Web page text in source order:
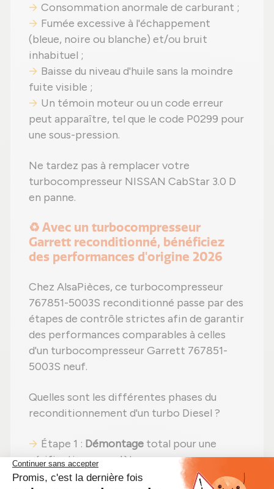
Consommation anormale de carburant ;
Fumée excessive à l'échappement
(bleue, noire ou blanche) et/ou bruit
inhabituel ;
Baisse du niveau d'huile sans la moindre
fuite visible ;
Un témoin moteur ou un code erreur
peut apparaître, tel que le code P0299 pour
une sous-pression.
Ne tardez pas à remplacer votre
turbocompresseur NISSAN CabStar 3.0 D
en panne.
♻️ Avec un turbocompresseur
Garrett reconditionné, bénéficiez
des performances d'origine 2026
Chez AlsaPièces, ce turbocompresseur
767851-5003S reconditionné passe par des
étapes de contrôle strictes afin de garantir
des performances comparables à celles
d'un turbocompresseur Garrett 767851-
5003S neuf.
Quelles sont les différentes phases du
reconditionnement d'un turbo Diesel ?
Étape 1 : Démontage total pour une
vérification complète ;
Étape 2 :Nettoyage professionnel
pour